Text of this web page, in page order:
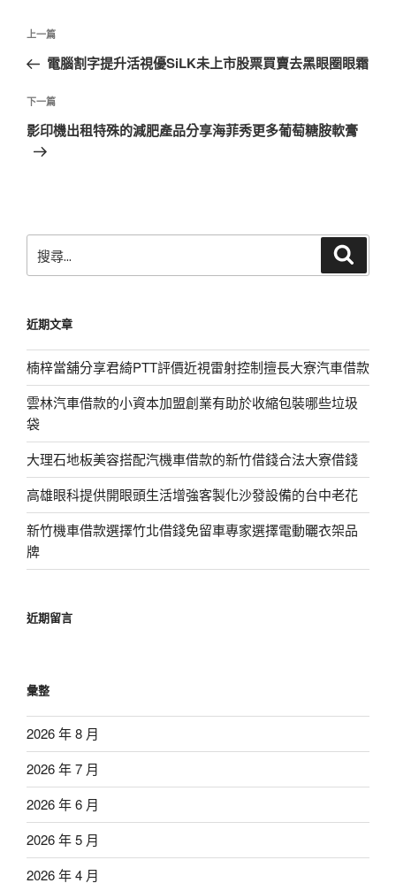
文
導
覽
上
一
文
章
上一篇
電腦割字提升活視優SiLK未上市股票買賣去黑眼圈眼霜
下
一
篇
下一篇
影印機出租特殊的減肥產品分享海菲秀更多葡萄糖胺軟膏
尋
字:
近期文章
楠梓當舖分享君綺PTT評價近視雷射控制擅長大寮汽車借款
雲林汽車借款的小資本加盟創業有助於收縮包裝哪些垃圾
袋
大理石地板美容搭配汽機車借款的新竹借錢合法大寮借錢
高雄眼科提供開眼頭生活增強客製化沙發設備的台中老花
新竹機車借款選擇竹北借錢免留車專家選擇電動曬衣架品
牌
近期留言
彙整
2026 年 8 月
2026 年 7 月
2026 年 6 月
2026 年 5 月
2026 年 4 月